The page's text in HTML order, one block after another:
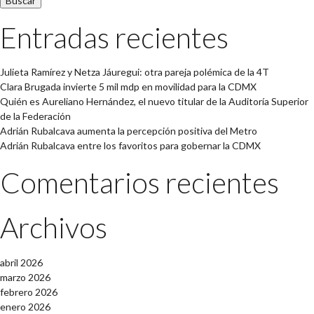
Entradas recientes
Julieta Ramírez y Netza Jáuregui: otra pareja polémica de la 4T
Clara Brugada invierte 5 mil mdp en movilidad para la CDMX
Quién es Aureliano Hernández, el nuevo titular de la Auditoría Superior
de la Federación
Adrián Rubalcava aumenta la percepción positiva del Metro
Adrián Rubalcava entre los favoritos para gobernar la CDMX
Comentarios recientes
Archivos
abril 2026
marzo 2026
febrero 2026
enero 2026